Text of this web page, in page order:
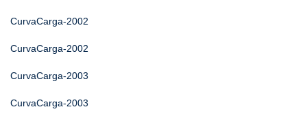
CurvaCarga-2002
CurvaCarga-2002
CurvaCarga-2003
CurvaCarga-2003